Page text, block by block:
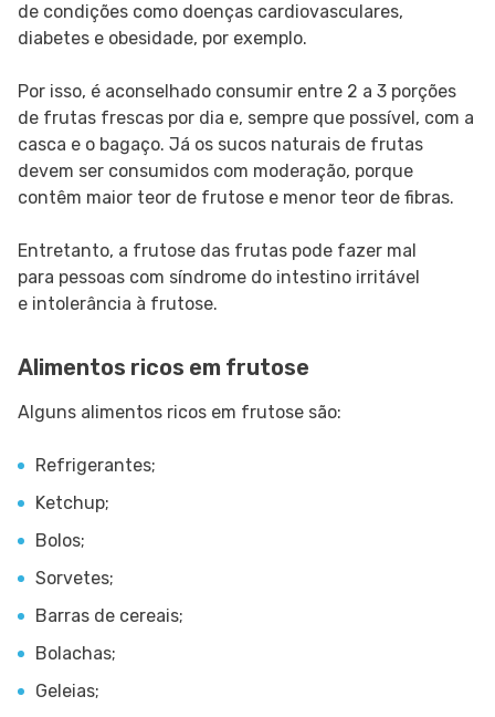
de condições como doenças cardiovasculares,
diabetes e obesidade, por exemplo.
Por isso, é aconselhado consumir entre 2 a 3 porções
de frutas frescas por dia e, sempre que possível, com a
casca e o bagaço. Já os sucos naturais de frutas
devem ser consumidos com moderação, porque
contêm maior teor de frutose e menor teor de fibras.
Entretanto, a frutose das frutas pode fazer mal
para pessoas com síndrome do intestino irritável
e intolerância à frutose.
Alimentos ricos em frutose
Alguns alimentos ricos em frutose são:
Refrigerantes;
Ketchup;
Bolos;
Sorvetes;
Barras de cereais;
Bolachas;
Geleias;